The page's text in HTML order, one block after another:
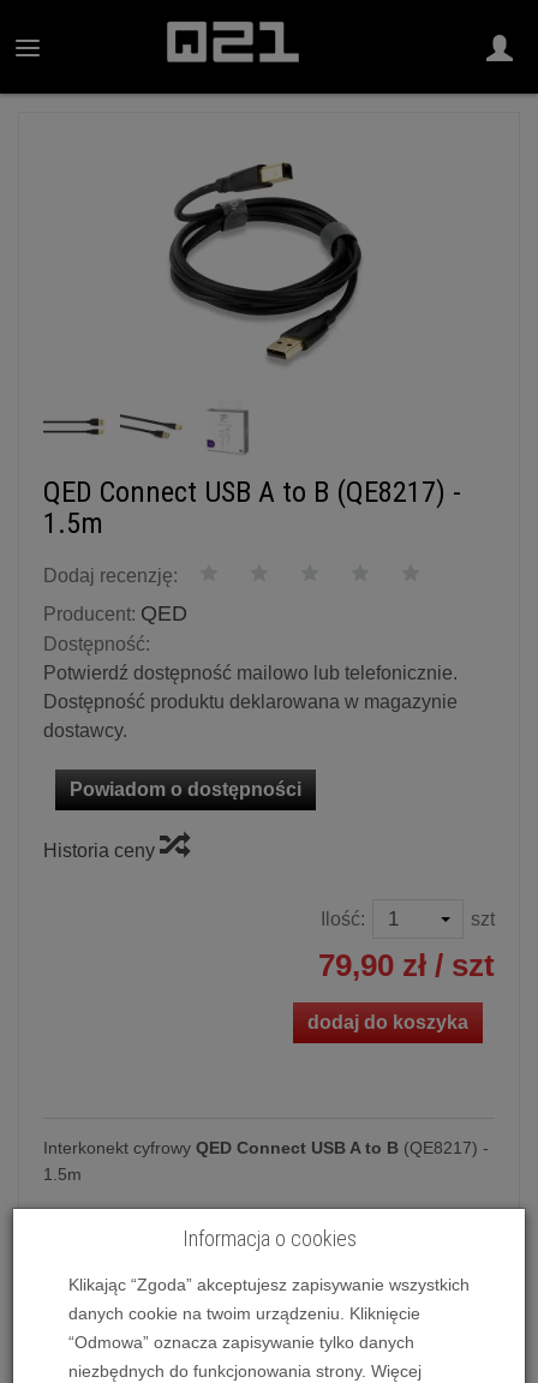
QED Connect USB A to B (QE8217) -
1.5m
Dodaj recenzję:
Producent: QED
Dostępność:
Potwierdź dostępność mailowo lub telefonicznie.
Dostępność produktu deklarowana w magazynie
dostawcy.
Powiadom o dostępności
Historia ceny
Ilość: szt
79,90 zł / szt
dodaj do koszyka
Interkonekt cyfrowy QED Connect USB A to B (QE8217) -
1.5m
Interkonekt cyfrowy QED Connect USB A
to B (USB-A [M] - USB-B [M])
Connect USB A to Bto wysokiej jakości cyfrowy
przewód USB, zakończony z jednej strony wtykiem
Informacja o cookies
Klikając “Zgoda” akceptujesz zapisywanie wszystkich
danych cookie na twoim urządzeniu. Kliknięcie
“Odmowa” oznacza zapisywanie tylko danych
niezbędnych do funkcjonowania strony. Więcej